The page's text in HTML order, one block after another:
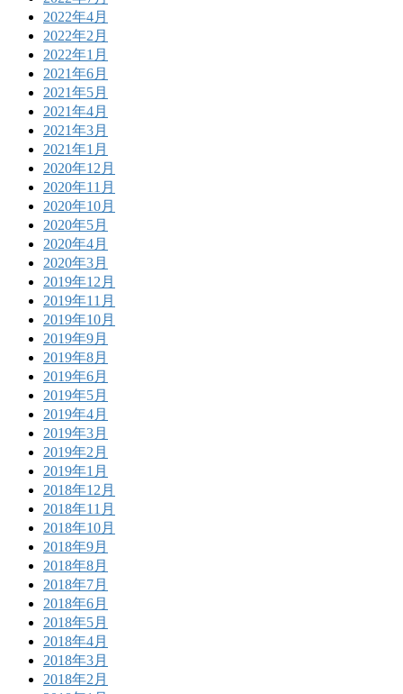
2022年4月
2022年2月
2022年1月
2021年6月
2021年5月
2021年4月
2021年3月
2021年1月
2020年12月
2020年11月
2020年10月
2020年5月
2020年4月
2020年3月
2019年12月
2019年11月
2019年10月
2019年9月
2019年8月
2019年6月
2019年5月
2019年4月
2019年3月
2019年2月
2019年1月
2018年12月
2018年11月
2018年10月
2018年9月
2018年8月
2018年7月
2018年6月
2018年5月
2018年4月
2018年3月
2018年2月